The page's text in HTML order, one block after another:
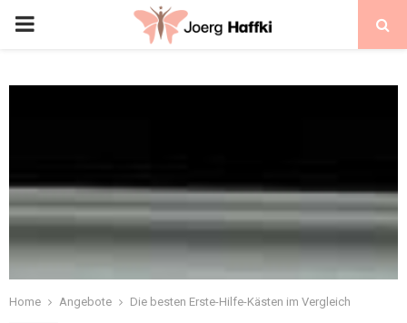
Home Angebote Die besten Erste-Hilfe-Kästen im Vergleich